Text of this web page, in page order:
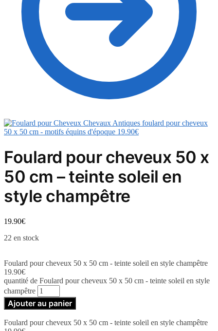
foulard pour cheveux
50 x 50 cm - motifs équins d'époque 19.90€
Foulard pour cheveux 50 x
50 cm – teinte soleil en
style champêtre
19.90€
22 en stock
Foulard pour cheveux 50 x 50 cm - teinte soleil en style champêtre
19.90€
quantité de Foulard pour cheveux 50 x 50 cm - teinte soleil en style
champêtre
Ajouter au panier
Foulard pour cheveux 50 x 50 cm - teinte soleil en style champêtre